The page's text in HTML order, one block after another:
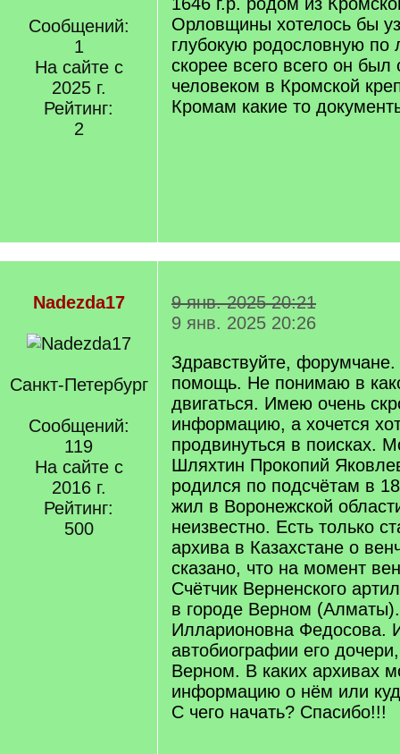
Сообщений:
1
На сайте с
2025 г.
Рейтинг:
2
Орловщины хотелось бы
глубокую родословную по
скорее всего всего он
человеком в Кромской
Кромам какие то
Nadezda17
Санкт-Петербург
Сообщений:
119
На сайте с
2016 г.
Рейтинг:
500
9 янв. 2025 20:21
9 янв. 2025 20:26
Здравствуйте,
помощь. Не понимаю в
двигаться. Имею очень
информацию, а хочется
продвинуться в поисках.
Шляхтин Прокопий
родился по подсчётам в
жил в Воронежской
неизвестно. Есть только
архива в Казахстане о
сказано, что на момент
Счётчик Верненского
в городе Верном
Илларионовна Федосова.
автобиографии его
Верном. В каких архивах
информацию о нём или
С чего начать? Спасибо!!!